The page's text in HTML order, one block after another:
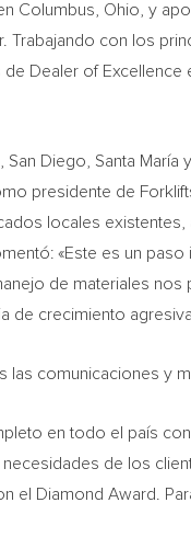
Columbus, Ohio , y
con los
Dealer of Excellence
San Diego , Santa
presidente de
locales
«Este es un
de materiales
crecimiento
comunicaciones y
en todo el país
de los
el Diamond Award.